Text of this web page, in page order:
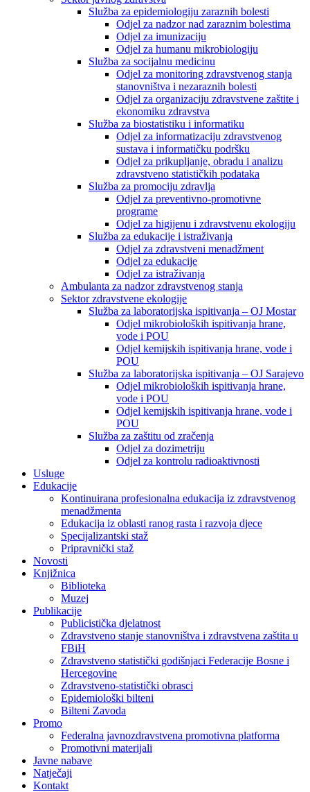
Služba za epidemiologiju zaraznih bolesti
Odjel za nadzor nad zaraznim bolestima
Odjel za imunizaciju
Odjel za humanu mikrobiologiju
Služba za socijalnu medicinu
Odjel za monitoring zdravstvenog stanja
stanovništva i nezaraznih bolesti
Odjel za organizaciju zdravstvene zaštite i
ekonomiku zdravstva
Služba za biostatistiku i informatiku
Odjel za informatizaciju zdravstvenog
sustava i informatičku podršku
Odjel za prikupljanje, obradu i analizu
zdravstveno statističkih podataka
Služba za promociju zdravlja
Odjel za preventivno-promotivne
programe
Odjel za higijenu i zdravstvenu ekologiju
Služba za edukacije i istraživanja
Odjel za zdravstveni menadžment
Odjel za edukacije
Odjel za istraživanja
Ambulanta za nadzor zdravstvenog stanja
Sektor zdravstvene ekologije
Služba za laboratorijska ispitivanja – OJ Mostar
Odjel mikrobioloških ispitivanja hrane,
vode i POU
Odjel kemijskih ispitivanja hrane, vode i
POU
Služba za laboratorijska ispitivanja – OJ Sarajevo
Odjel mikrobioloških ispitivanja hrane,
vode i POU
Odjel kemijskih ispitivanja hrane, vode i
POU
Služba za zaštitu od zračenja
Odjel za dozimetriju
Odjel za kontrolu radioaktivnosti
Usluge
Edukacije
Kontinuirana profesionalna edukacija iz zdravstvenog
menadžmenta
Edukacija iz oblasti ranog rasta i razvoja djece
Specijalizantski staž
Pripravnički staž
Novosti
Knjižnica
Biblioteka
Muzej
Publikacije
Publicistička djelatnost
Zdravstveno stanje stanovništva i zdravstvena zaštita u
FBiH
Zdravstveno statistički godišnjaci Federacije Bosne i
Hercegovine
Zdravstveno-statistički obrasci
Epidemiološki bilteni
Bilteni Zavoda
Promo
Federalna javnozdravstvena promotivna platforma
Promotivni materijali
Javne nabave
Natječaji
Kontakt